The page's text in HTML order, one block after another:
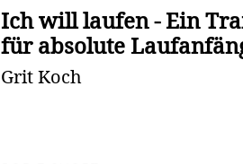
Ich will laufen - Ein
für absolute
Grit Koch